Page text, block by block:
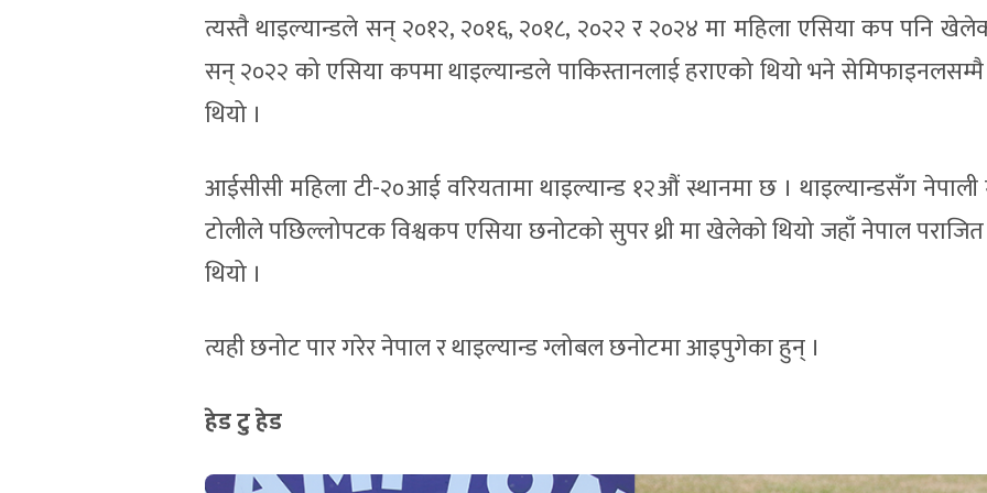
त्यस्तै थाइल्यान्डले सन् २०१२, २०१६, २०१८, २०२२ र २०२४ मा महिला एसिया कप पनि
सन् २०२२ को एसिया कपमा थाइल्यान्डले पाकिस्तानलाई हराएको थियो भने
थियो ।
आईसीसी महिला टी-२०आई वरियतामा थाइल्यान्ड १२औं स्थानमा छ । थाइल्यान्डसँग नेपाली
टोलीले पछिल्लोपटक विश्वकप एसिया छनोटको सुपर थ्री मा खेलेको थियो जहाँ नेपाल
थियो ।
त्यही छनोट पार गरेर नेपाल र थाइल्यान्ड ग्लोबल छनोटमा आइपुगेका हुन् ।
हेड टु हेड